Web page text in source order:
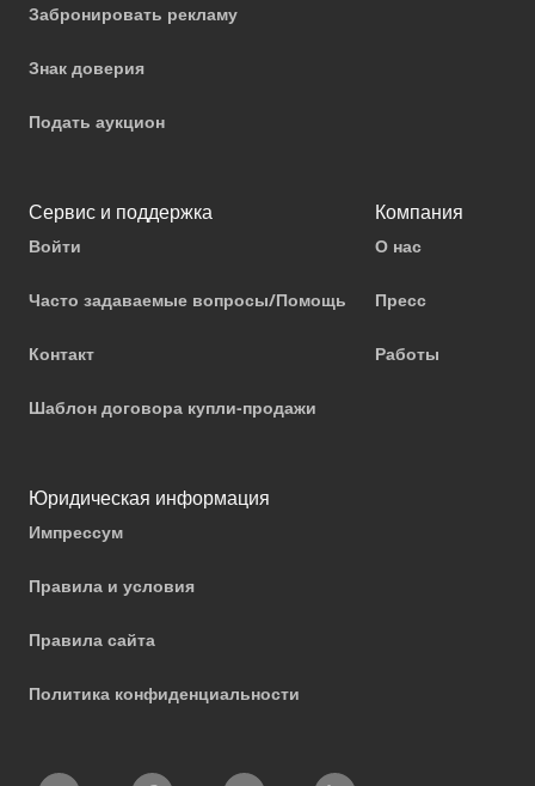
Забронировать рекламу
Знак доверия
Подать аукцион
Сервис и поддержка
Войти
Часто задаваемые вопросы/Помощь
Контакт
Шаблон договора купли-продажи
Компания
О нас
Пресс
Работы
Юридическая информация
Импрессум
Правила и условия
Правила сайта
Политика конфиденциальности